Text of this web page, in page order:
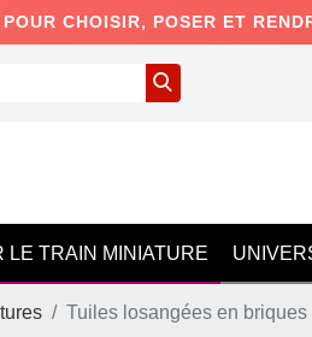
CHOISIR, POSER ET
LE TRAIN MINIATURE
Tuiles losangées en briques